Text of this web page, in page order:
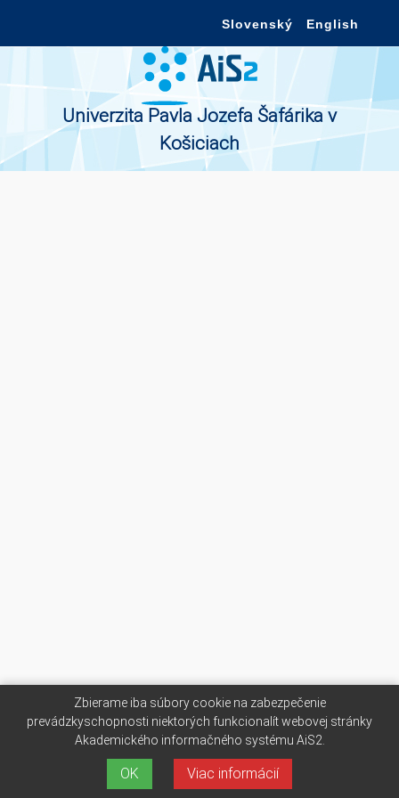
Slovenský English
Univerzita Pavla Jozefa Šafárika v
Košiciach
Zbierame iba súbory cookie na zabezpečenie
prevádzkyschopnosti niektorých funkcionalít webovej stránky
Akademického informačného systému AiS2.
OK Viac informácií
AiS2 © UPJŠ Košice 2007-2026